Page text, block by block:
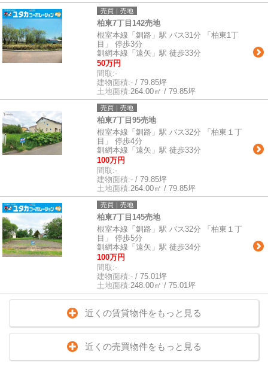
売買｜売地
柏東7丁目142売地
根室本線「釧路」駅 バス31分 「柏東1丁
目」 停歩3分
釧網本線「遠矢」駅 徒歩33分
50万円
間取:-
建物面積:- / 79.85坪
土地面積:264.00㎡ / 79.85坪
売買｜売地
柏東7丁目95売地
根室本線「釧路」駅 バス32分 「柏東１丁
目」 停歩4分
釧網本線「遠矢」駅 徒歩33分
100万円
間取:-
建物面積:- / 79.85坪
土地面積:264.00㎡ / 79.85坪
売買｜売地
柏東7丁目145売地
根室本線「釧路」駅 バス32分 「柏東１丁
目」 停歩5分
釧網本線「遠矢」駅 徒歩34分
100万円
間取:-
建物面積:- / 75.01坪
土地面積:248.00㎡ / 75.01坪
近くの賃貸物件をもっと見る
近くの売買物件をもっと見る